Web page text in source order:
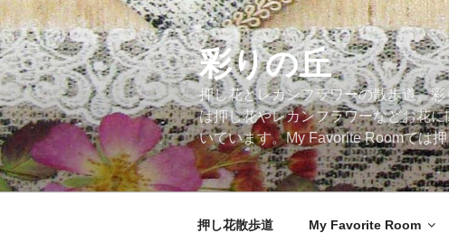
コ
ン
テ
ン
ツ
へ
ス
キ
ッ
彩りの丘
押し花とレカンフラワーの散歩道。
は押し花やレカンフラワーなどお花
いています。My Favorite Roomでは
押し花散歩道 My Favorite Room